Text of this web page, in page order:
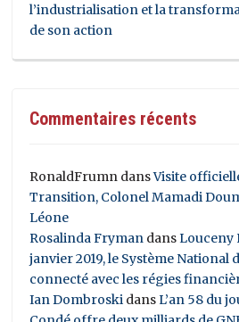
l’industrialisation et la
de son action
Commentaires récents
RonaldFrumn dansVisite
Transition, Colonel Mamadi
Léone
Rosalinda Fryman dansLouceny
janvier 2019, le Système National
connecté avec les régies
Ian Dombroski dansL’an 58 du